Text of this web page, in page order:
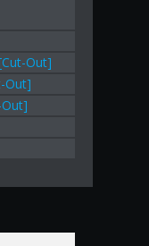
Out]
Out]